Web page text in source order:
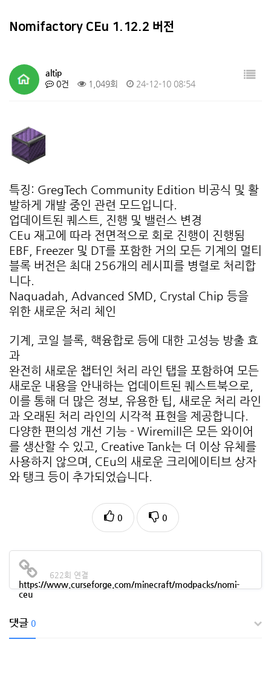
Nomifactory CEu 1.12.2 버전
altip
0건
1,049회 24-12-10 08:54
특징: GregTech Community Edition 비공식 및 활
발하게 개발 중인 관련 모드입니다.
업데이트된 퀘스트, 진행 및 밸런스 변경
CEu 재고에 따라 전면적으로 회로 진행이 진행됨
EBF, Freezer 및 DT를 포함한 거의 모든 기계의 멀티
블록 버전은 최대 256개의 레시피를 병렬로 처리합
니다.
Naquadah, Advanced SMD, Crystal Chip 등을
위한 새로운 처리 체인
기계, 코일 블록, 핵융합로 등에 대한 고성능 방출 효
과
완전히 새로운 챕터인 처리 라인 탭을 포함하여 모든
새로운 내용을 안내하는 업데이트된 퀘스트북으로,
이를 통해 더 많은 정보, 유용한 팁, 새로운 처리 라인
과 오래된 처리 라인의 시각적 표현을 제공합니다.
다양한 편의성 개선 기능 - Wiremill은 모든 와이어
를 생산할 수 있고, Creative Tank는 더 이상 유체를
사용하지 않으며, CEu의 새로운 크리에이티브 상자
와 탱크 등이 추가되었습니다.
0 0
https://www.curseforge.com/minecraft/modpacks/nomi-
ceu
622회 연결
댓글 0